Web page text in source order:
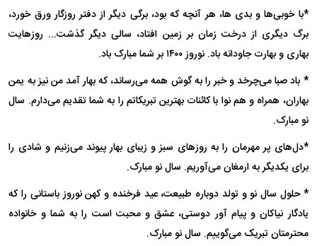
*با خوبی‌ها و بدی ها، هر آنچه که بود، برگی دیگر از دفتر روزگار ورق خورد،
برگ دیگری از درخت زمان بر زمین افتاد، سالی دیگر گذشت... روزهایت
بهاری و بهارت جاودانه باد. نوروز ۱۴۰۰ بر شما مبارک باد.
* باد صبا می‌چرخد و خبر را به گوش همه می‌رساند، که بهار آمد من نیز به یمن
بهاران، همراه و هم نوا با کائنات بهترین تبریکاتم را به شما تقدیم می‌دارم. سال
نو مبارک.
*دل‌های پر مهرمان را به روز‌های سبز و زیبای بهار پیوند می‌زنیم و شادی را
برای یکدیگر به ارمغان می‌آوریم. سال نو مبارک.
* حلول سال نو و تولد دوباره طبیعت، عید فرخنده و کهن نوروز باستانی را که
یادگار نیاکان و پیام آور دوستی، عشق و محبت است را به شما و خانواده
محترمتان تبریک می‌گوییم. سال نو مبارک.